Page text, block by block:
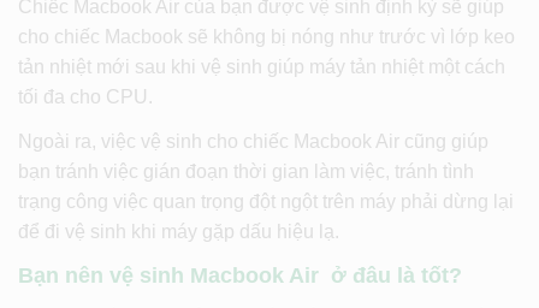
Chiếc Macbook Air của bạn được vệ sinh định kỳ sẽ giúp
cho chiếc Macbook sẽ không bị nóng như trước vì lớp keo
tản nhiệt mới sau khi vệ sinh giúp máy tản nhiệt một cách
tối đa cho CPU.
Ngoài ra, việc vệ sinh cho chiếc Macbook Air cũng giúp
bạn tránh việc gián đoạn thời gian làm việc, tránh tình
trạng công việc quan trọng đột ngột trên máy phải dừng lại
để đi vệ sinh khi máy gặp dấu hiệu lạ.
Bạn nên vệ sinh Macbook Air ở đâu là tốt?